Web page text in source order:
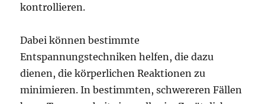
kontrollieren.
Dabei können bestimmte
Entspannungstechniken helfen, die dazu
dienen, die körperlichen Reaktionen zu
minimieren. In bestimmten, schwereren Fällen